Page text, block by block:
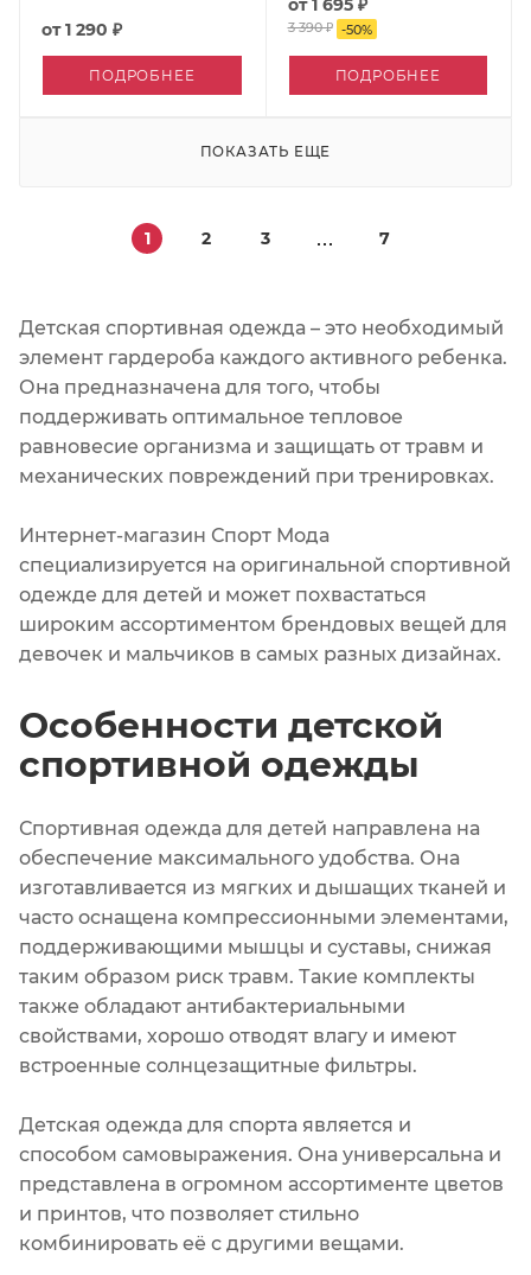
от1 290 ₽
ПОДРОБНЕЕ
от1 695 ₽
3 390 ₽ -50%
ПОДРОБНЕЕ
ПОКАЗАТЬ ЕЩЕ
1 2 3 7
Детская спортивная одежда – это необходимый
элемент гардероба каждого активного ребенка.
Она предназначена для того, чтобы
поддерживать оптимальное тепловое
равновесие организма и защищать от травм и
механических повреждений при тренировках.
Интернет-магазин Спорт Мода
специализируется на оригинальной спортивной
одежде для детей и может похвастаться
широким ассортиментом брендовых вещей для
девочек и мальчиков в самых разных дизайнах.
Особенности детской
спортивной одежды
Спортивная одежда для детей направлена на
обеспечение максимального удобства. Она
изготавливается из мягких и дышащих тканей и
часто оснащена компрессионными элементами,
поддерживающими мышцы и суставы, снижая
таким образом риск травм. Такие комплекты
также обладают антибактериальными
свойствами, хорошо отводят влагу и имеют
встроенные солнцезащитные фильтры.
Детская одежда для спорта является и
способом самовыражения. Она универсальна и
представлена в огромном ассортименте цветов
и принтов, что позволяет стильно
комбинировать её с другими вещами.